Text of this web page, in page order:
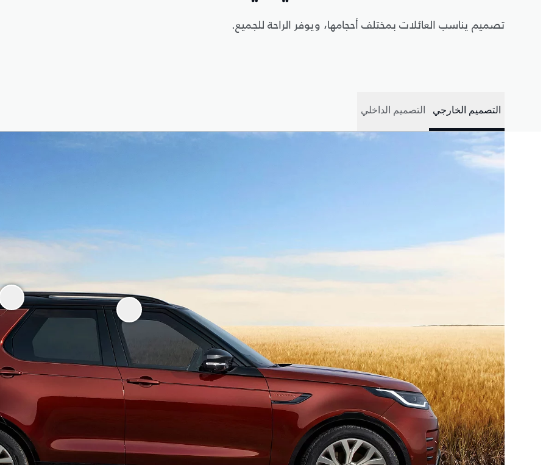
تصميم يناسب العائلات بمختلف أحجامها، ويوفر الراحة للجميع.
التصميم الخارجي التصميم الداخلي